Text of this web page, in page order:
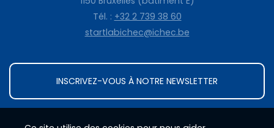
Tél. : +32 2 739 38 60
startlabichec@ichec.be
INSCRIVEZ-VOUS À NOTRE NEWSLETTER